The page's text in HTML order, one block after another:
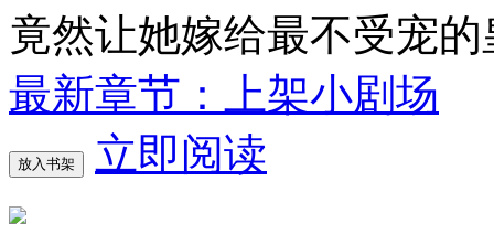
竟然让她嫁给最不受宠
最新章节：上架小剧场
放入书架 立即阅读